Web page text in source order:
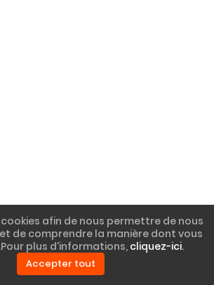
afin de nous permettre de nous
de comprendre la manière dont vous
plus d'informations, cliquez-ici.
Accepter tout